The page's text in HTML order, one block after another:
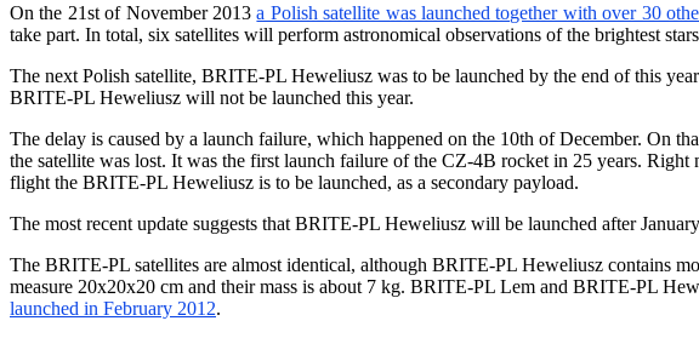
On the 21st of November 2013a Polish satellite was launched together with over 30
take part. In total, six satellites will perform astronomical observations of the brightest
The next Polish satellite, BRITE-PL Heweliusz was to be launched by the end of this
BRITE-PL Heweliusz will not be launched this year.
The delay is caused by a launch failure, which happened on the 10th of December. On
the satellite was lost. It was the first launch failure of the CZ-4B rocket in 25 years.
flight the BRITE-PL Heweliusz is to be launched, as a secondary payload.
The most recent update suggests that BRITE-PL Heweliusz will be launched after
The BRITE-PL satellites are almost identical, although BRITE-PL Heweliusz contains
measure 20x20x20 cm and their mass is about 7 kg. BRITE-PL Lem and BRITE-PL
launched in February 2012.